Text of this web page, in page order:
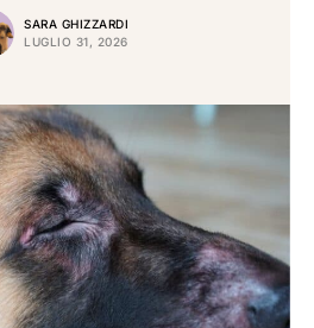
SARA GHIZZARDI
LUGLIO 31, 2026